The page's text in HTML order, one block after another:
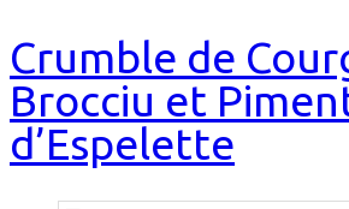
Crumble de
Brocciu et
d’Espelette